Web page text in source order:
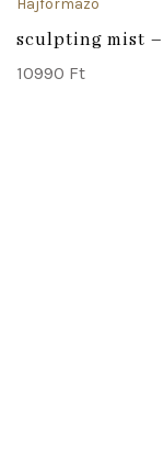
Hajformázó
sculpting mist
10990 Ft